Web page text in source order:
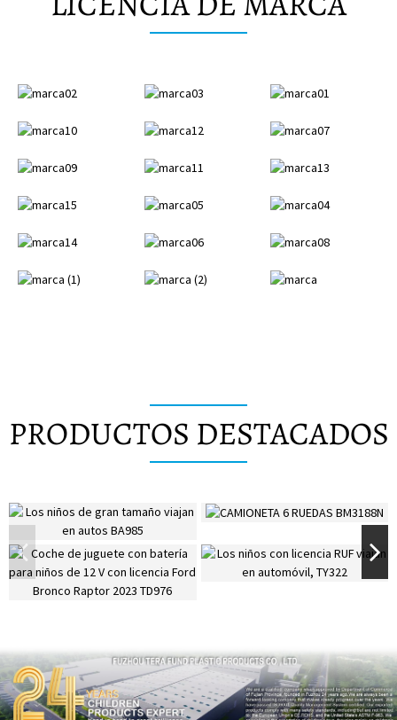
PRODUCTOS DESTACADOS